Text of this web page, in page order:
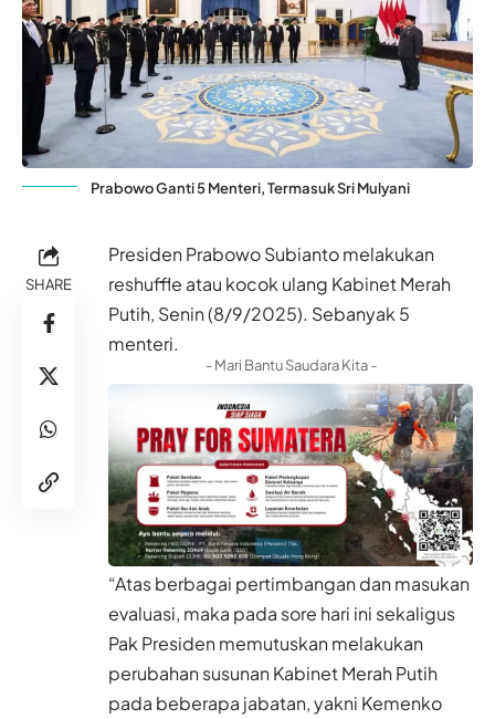
Prabowo Ganti 5 Menteri, Termasuk Sri Mulyani
SHARE
Presiden Prabowo Subianto melakukan
reshuffle atau kocok ulang Kabinet Merah
Putih, Senin (8/9/2025). Sebanyak 5
menteri.
- Mari Bantu Saudara Kita -
“Atas berbagai pertimbangan dan masukan
evaluasi, maka pada sore hari ini sekaligus
Pak Presiden memutuskan melakukan
perubahan susunan Kabinet Merah Putih
pada beberapa jabatan, yakni Kemenko